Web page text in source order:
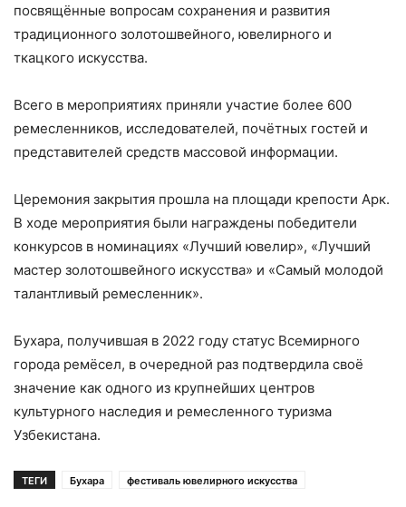
посвящённые вопросам сохранения и развития
традиционного золотошвейного, ювелирного и
ткацкого искусства.
Всего в мероприятиях приняли участие более 600
ремесленников, исследователей, почётных гостей и
представителей средств массовой информации.
Церемония закрытия прошла на площади крепости Арк.
В ходе мероприятия были награждены победители
конкурсов в номинациях «Лучший ювелир», «Лучший
мастер золотошвейного искусства» и «Самый молодой
талантливый ремесленник».
Бухара, получившая в 2022 году статус Всемирного
города ремёсел, в очередной раз подтвердила своё
значение как одного из крупнейших центров
культурного наследия и ремесленного туризма
Узбекистана.
ТЕГИ Бухара фестиваль ювелирного искусства